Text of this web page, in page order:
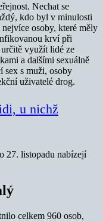
Nechat se
kdo byl v minulosti
osoby, které měly
krví při
využít lidé ze
a dalšími sexuálně
sex s muži, osoby
uživatelé drog.
u nichž
27. listopadu nabízejí
celkem 960 osob,